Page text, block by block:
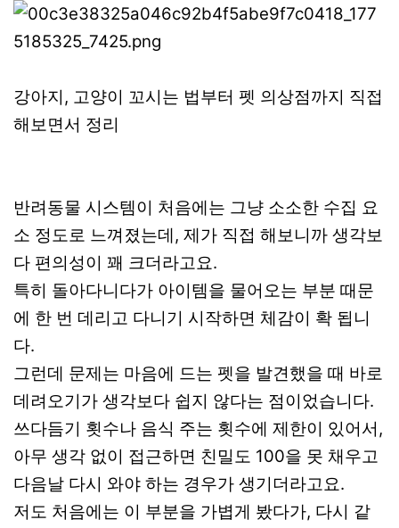
강아지, 고양이 꼬시는 법부터 펫 의상점까지 직접
해보면서 정리
반려동물 시스템이 처음에는 그냥 소소한 수집 요
소 정도로 느껴졌는데, 제가 직접 해보니까 생각보
다 편의성이 꽤 크더라고요.
특히 돌아다니다가 아이템을 물어오는 부분 때문
에 한 번 데리고 다니기 시작하면 체감이 확 됩니
다.
그런데 문제는 마음에 드는 펫을 발견했을 때 바로
데려오기가 생각보다 쉽지 않다는 점이었습니다.
쓰다듬기 횟수나 음식 주는 횟수에 제한이 있어서,
아무 생각 없이 접근하면 친밀도 100을 못 채우고
다음날 다시 와야 하는 경우가 생기더라고요.
저도 처음에는 이 부분을 가볍게 봤다가, 다시 같